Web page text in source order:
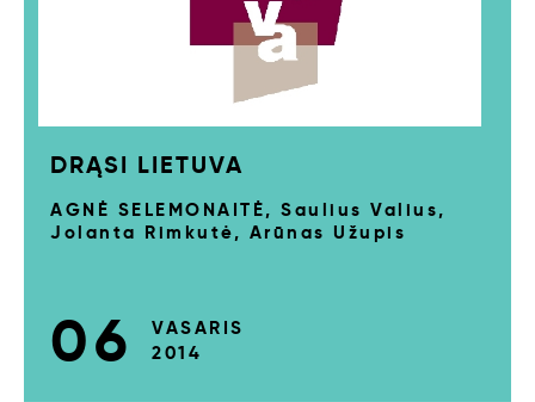
DRĄSI LIETUVA
AGNĖ SELEMONAITĖ, Saulius Valius,
Jolanta Rimkutė, Arūnas Užupis
06
VASARIS
2014